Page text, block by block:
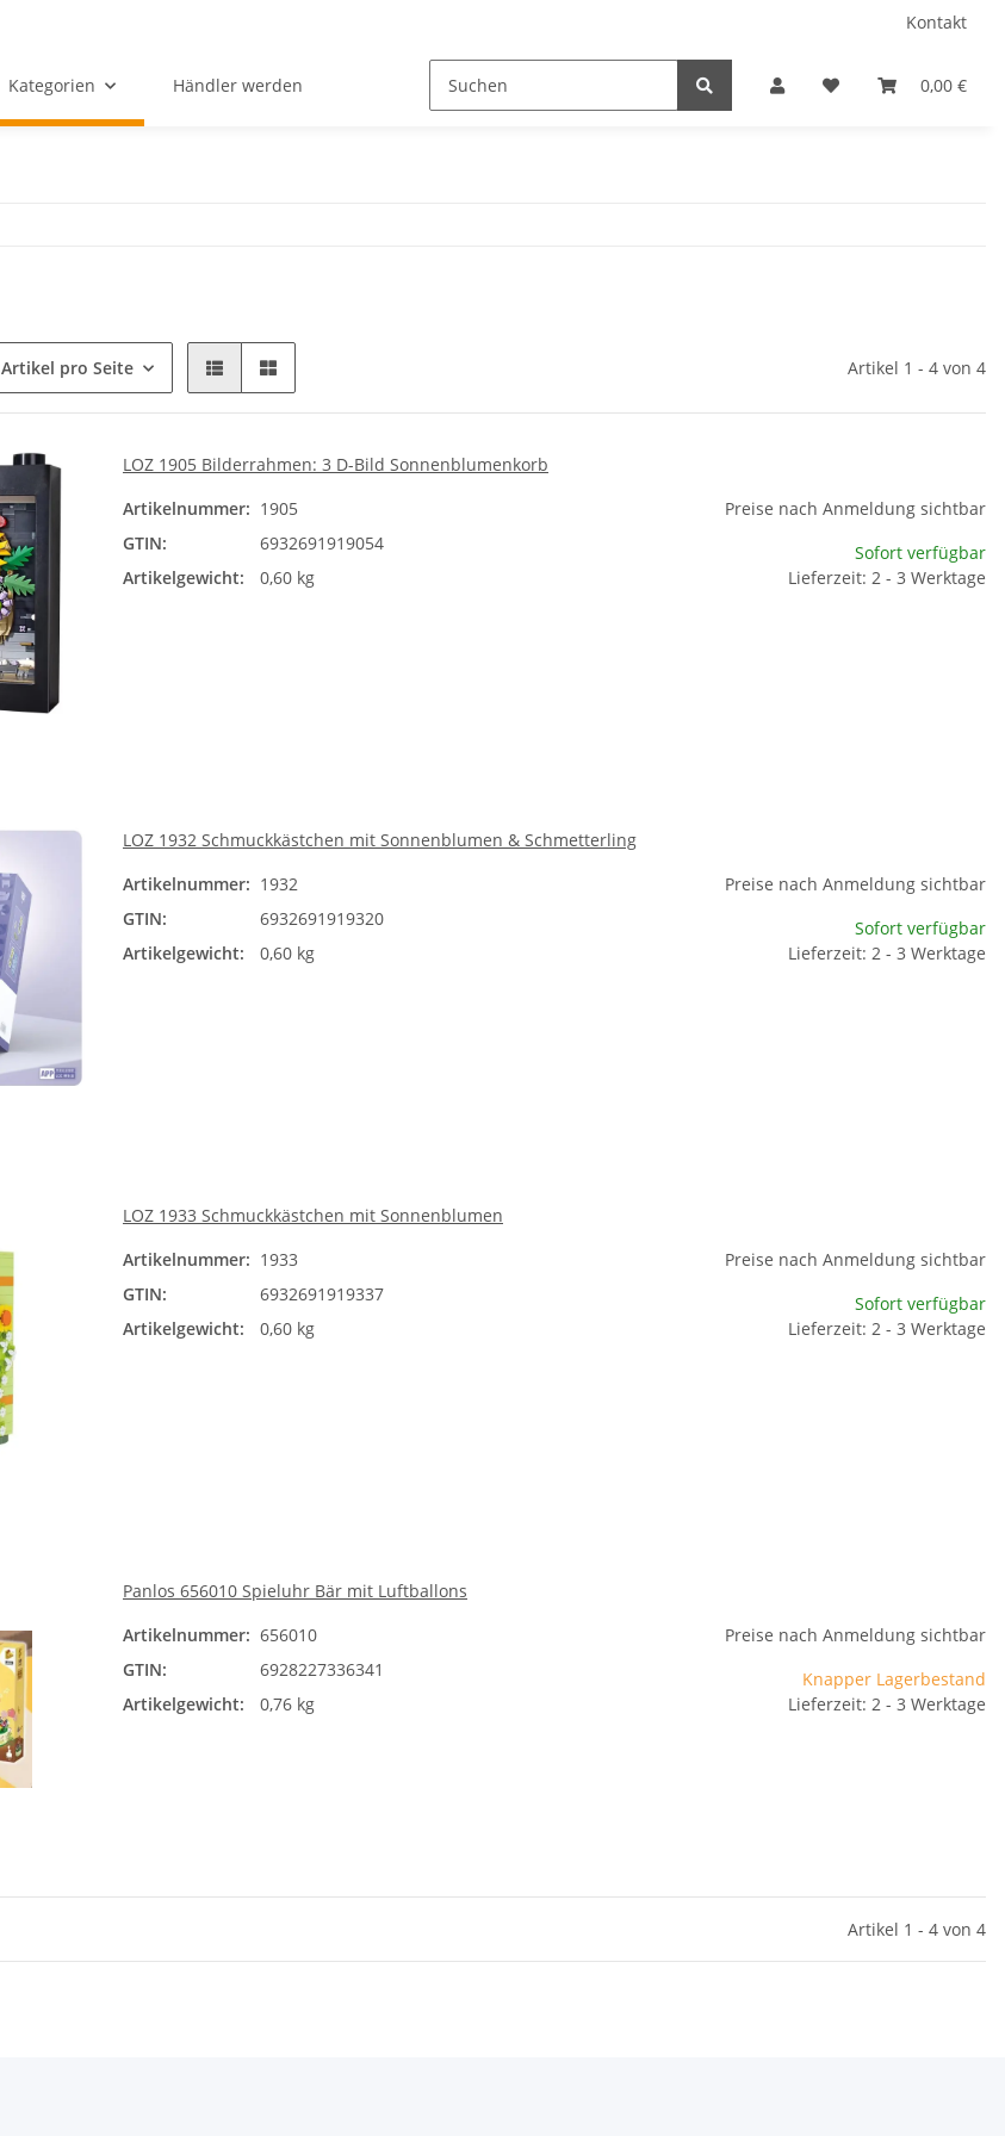
Kontakt
0,00 €
Kategorien Händler werden
Artikel pro Seite Artikel 1 - 4 von 4
LOZ 1905 Bilderrahmen: 3 D-Bild Sonnenblumenkorb
Artikelnummer: 1905
GTIN:
6932691919054
Artikelgewicht:
0,60 kg
Preise nach Anmeldung sichtbar
Sofort verfügbar
Lieferzeit: 2 - 3 Werktage
LOZ 1932 Schmuckkästchen mit Sonnenblumen & Schmetterling
Artikelnummer: 1932
GTIN:
6932691919320
Artikelgewicht:
0,60 kg
Preise nach Anmeldung sichtbar
Sofort verfügbar
Lieferzeit: 2 - 3 Werktage
LOZ 1933 Schmuckkästchen mit Sonnenblumen
Artikelnummer: 1933
GTIN:
6932691919337
Artikelgewicht:
0,60 kg
Preise nach Anmeldung sichtbar
Sofort verfügbar
Lieferzeit: 2 - 3 Werktage
Panlos 656010 Spieluhr Bär mit Luftballons
Artikelnummer: 656010
GTIN:
6928227336341
Artikelgewicht:
0,76 kg
Preise nach Anmeldung sichtbar
Knapper Lagerbestand
Lieferzeit: 2 - 3 Werktage
Artikel 1 - 4 von 4